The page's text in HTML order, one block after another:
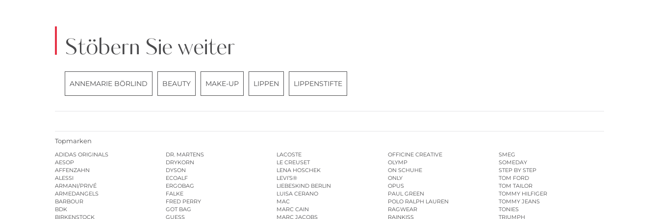
Stöbern Sie weiter
ANNEMARIE BÖRLIND BEAUTY MAKE-UP LIPPEN LIPPENSTIFTE
Topmarken
ADIDAS ORIGINALS
AESOP
AFFENZAHN
ALESSI
ARMANI/PRIVÉ
ARMEDANGELS
BARBOUR
BDK
BIRKENSTOCK
DR. MARTENS
DRYKORN
DYSON
ECOALF
ERGOBAG
FALKE
FRED PERRY
GOT BAG
GUESS
LACOSTE
LE CREUSET
LENA HOSCHEK
LEVI’S®
LIEBESKIND BERLIN
LUISA CERANO
MAC
MARC CAIN
MARC JACOBS
OFFICINE CREATIVE
OLYMP
ON SCHUHE
ONLY
OPUS
PAUL GREEN
POLO RALPH LAUREN
RAGWEAR
RAINKISS
SMEG
SOMEDAY
STEP BY STEP
TOM FORD
TOM TAILOR
TOMMY HILFIGER
TOMMY JEANS
TONIES
TRIUMPH